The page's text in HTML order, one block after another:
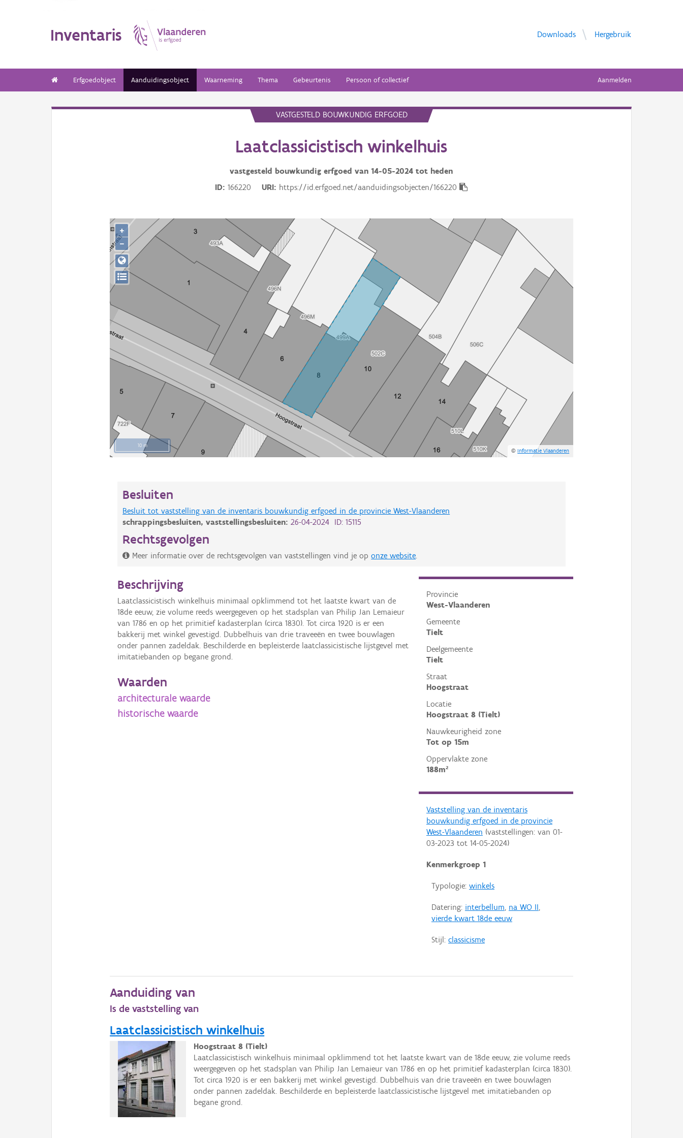
Inventaris Downloads Hergebruik
Erfgoedobject Aanduidingsobject Waarneming Thema Gebeurtenis Persoon of collectief Aanmelden
VASTGESTELD BOUWKUNDIG ERFGOED
Laatclassicistisch winkelhuis
vastgesteld bouwkundig erfgoed van14-05-2024 tot heden
ID
166220 URI https://id.erfgoed.net/aanduidingsobjecten/166220
10 m
©Informatie Vlaanderen
+
−
Besluiten
Besluit tot vaststelling van de inventaris bouwkundig erfgoed in de provincie West-Vlaanderen
schrappingsbesluiten,vaststellingsbesluiten:26-04-2024 ID: 15115
Rechtsgevolgen
Meer informatie over de rechtsgevolgen van vaststellingen vind je oponze website.
Provincie
West-Vlaanderen
Gemeente
Tielt
Deelgemeente
Tielt
Straat
Hoogstraat
Locatie
Hoogstraat 8 (Tielt)
Nauwkeurigheid zone
Tot op 15m
Oppervlakte zone
188m²
Vaststelling van de inventaris
bouwkundig erfgoed in de provincie
West-Vlaanderen (vaststellingen: van 01-
03-2023 tot 14-05-2024)
Kenmerkgroep 1
Typologie: winkels
Datering: interbellum, na WO II,
vierde kwart 18de eeuw
Stijl: classicisme
Beschrijving
Laatclassicistisch winkelhuis minimaal opklimmend tot het laatste kwart van de
18de eeuw, zie volume reeds weergegeven op het stadsplan van Philip Jan Lemaieur
van 1786 en op het primitief kadasterplan (circa 1830). Tot circa 1920 is er een
bakkerij met winkel gevestigd. Dubbelhuis van drie traveeën en twee bouwlagen
onder pannen zadeldak. Beschilderde en bepleisterde laatclassicistische lijstgevel met
imitatiebanden op begane grond.
Waarden
architecturale waarde
historische waarde
Aanduiding van
Is de vaststelling van
Laatclassicistisch winkelhuis
Hoogstraat 8 (Tielt)
Laatclassicistisch winkelhuis minimaal opklimmend tot het laatste kwart van de 18de eeuw, zie volume reeds
weergegeven op het stadsplan van Philip Jan Lemaieur van 1786 en op het primitief kadasterplan (circa 1830).
Tot circa 1920 is er een bakkerij met winkel gevestigd. Dubbelhuis van drie traveeën en twee bouwlagen
onder pannen zadeldak. Beschilderde en bepleisterde laatclassicistische lijstgevel met imitatiebanden op
begane grond.